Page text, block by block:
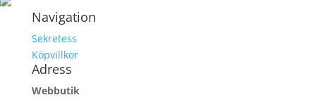
Navigation
Sekretess
Köpvillkor
Adress
Webbutik